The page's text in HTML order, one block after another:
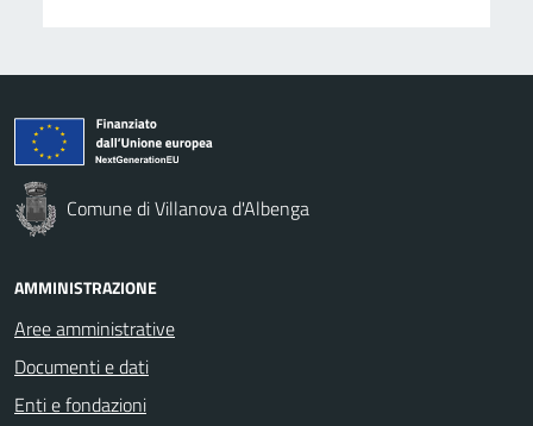
Comune di Villanova d'Albenga
AMMINISTRAZIONE
Aree amministrative
Documenti e dati
Enti e fondazioni